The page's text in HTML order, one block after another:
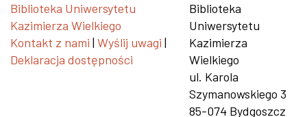
Biblioteka Uniwersytetu
Kazimierza Wielkiego
Kontakt z nami | Wyślij uwagi |
Deklaracja dostępności
Biblioteka
Uniwersytetu
Kazimierza
Wielkiego
ul. Karola
Szymanowskiego 3
85-074 Bydgoszcz